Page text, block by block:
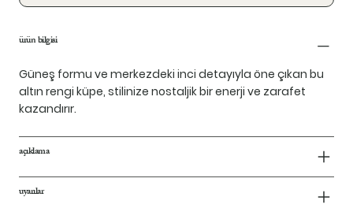
ürün bilgisi
Güneş formu ve merkezdeki inci detayıyla öne çıkan bu
altın rengi küpe, stilinize nostaljik bir enerji ve zarafet
kazandırır.
açıklama
uyarılar